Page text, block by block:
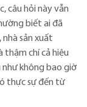
câu hỏi này vẫn
biết ai đã
sản xuất
thậm chí cả hiệu
như không bao giờ
thực sự đến từ